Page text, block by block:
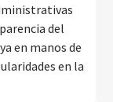
del
en manos de
en la